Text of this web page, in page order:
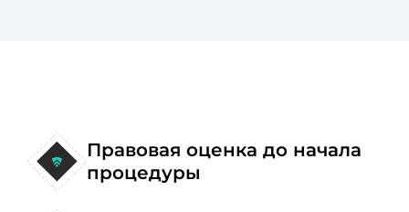
Правовая оценка до начала
процедуры